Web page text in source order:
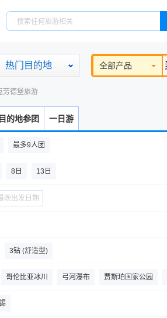
热门目的地 全部产品
劳德堡旅游
目的地参团 一日游
最多9人团
8日 13日
3钻 (舒适型)
哥伦比亚冰川 弓河瀑布 贾斯珀国家公园